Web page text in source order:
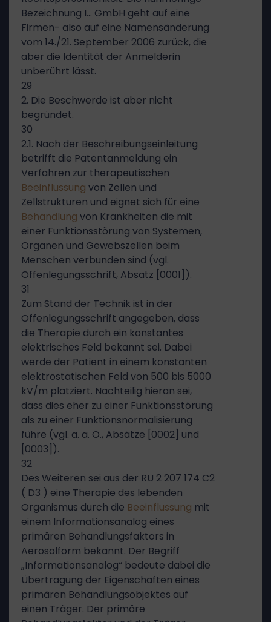
Bezeichnung I… GmbH geht auf eine
Firmen- also auf eine Namensänderung
vom 14./21. September 2006 zurück, die
aber die Identität der Anmelderin
unberührt lässt.
29
2. Die Beschwerde ist aber nicht
begründet.
30
2.1. Nach der Beschreibungseinleitung
betrifft die Patentanmeldung ein
Verfahren zur therapeutischen
Beeinflussung von Zellen und
Zellstrukturen und eignet sich für eine
Behandlung von Krankheiten die mit
einer Funktionsstörung von Systemen,
Organen und Gewebszellen beim
Menschen verbunden sind (vgl.
Offenlegungsschrift, Absatz [0001]).
31
Zum Stand der Technik ist in der
Offenlegungsschrift angegeben, dass
die Therapie durch ein konstantes
elektrisches Feld bekannt sei. Dabei
werde der Patient in einem konstanten
elektrostatischen Feld von 500 bis 5000
kV/m platziert. Nachteilig hieran sei,
dass dies eher zu einer Funktionsstörung
als zu einer Funktionsnormalisierung
führe (vgl. a. a. O., Absätze [0002] und
[0003]).
32
Des Weiteren sei aus der RU 2 207 174 C2
( D3 ) eine Therapie des lebenden
Organismus durch die Beeinflussung mit
einem Informationsanalog eines
primären Behandlungsfaktors in
Aerosolform bekannt. Der Begriff
„Informationsanalog“ bedeute dabei die
Übertragung der Eigenschaften eines
primären Behandlungsobjektes auf
einen Träger. Der primäre